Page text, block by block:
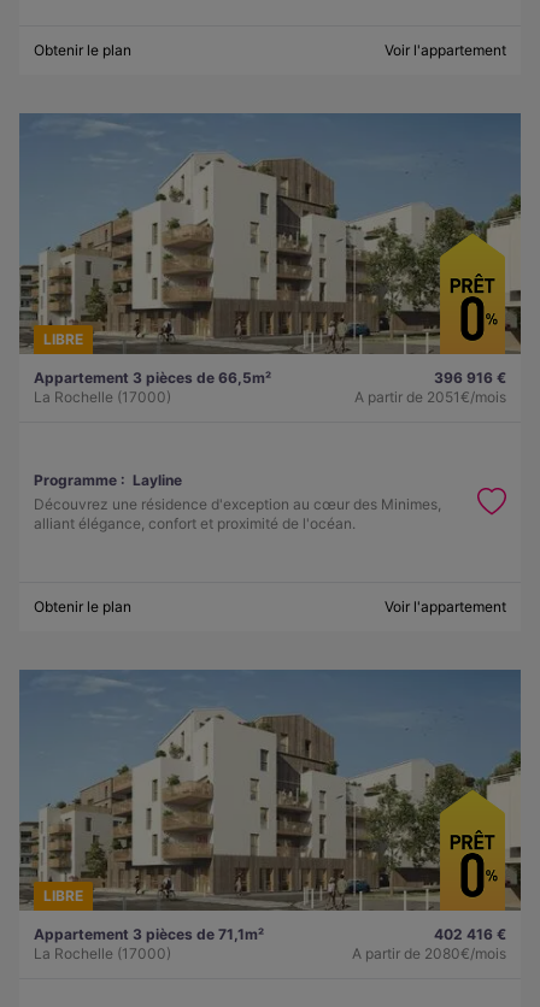
Obtenir le plan Voir l'appartement
LIBRE
Appartement 3 pièces de 66,5m²
La Rochelle (17000)
396 916 €
A partir de 2051€/mois
Programme : Layline
Découvrez une résidence d'exception au cœur des Minimes,
alliant élégance, confort et proximité de l'océan.
Obtenir le plan Voir l'appartement
LIBRE
Appartement 3 pièces de 71,1m²
La Rochelle (17000)
402 416 €
A partir de 2080€/mois